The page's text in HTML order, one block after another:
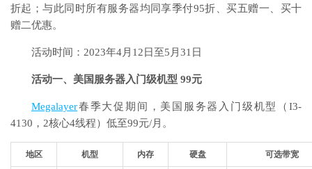
折起；与此同时所有服务器均同享季付95折、买五赠一、买十
赠二优惠。
活动时间：2023年4月12日至5月31日
活动一、美国服务器入门级机型 99元
Megalayer春季大促期间，美国服务器入门级机型（I3-
4130，2核心4线程）低至99元/月。
地区 机型 内存 硬盘 可选带宽